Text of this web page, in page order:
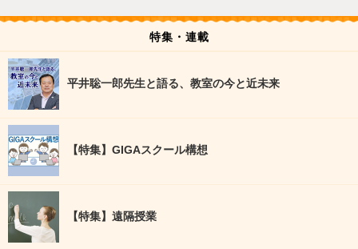
特集・連載
平井聡一郎先生と語る、教室の今と近未来
【特集】GIGAスクール構想
【特集】遠隔授業